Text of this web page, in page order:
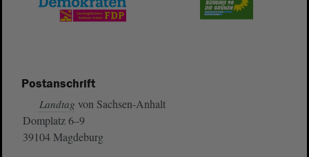
Postanschrift
Landtag von Sachsen-Anhalt
Domplatz 6–9
39104 Magdeburg